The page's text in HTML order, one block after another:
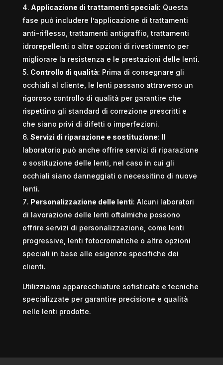
Applicazione di trattamenti speciali: Questa
fase può includere l’applicazione di trattamenti
anti-riflesso, trattamenti antigraffio, trattamenti
idrorepellenti o altre opzioni di rivestimento per
migliorare la resistenza e le prestazioni delle lenti.
Controllo di qualità: Prima di consegnare gli
occhiali al cliente, le lenti passano attraverso un
rigoroso controllo di qualità per garantire che
rispettino gli standard di correzione prescritti e
che siano privi di difetti o imperfezioni.
Servizi di riparazione e sostituzione: Il
laboratorio può anche offrire servizi di riparazione
o sostituzione delle lenti, nel caso in cui gli
occhiali siano danneggiati o necessitino di nuove
lenti.
Personalizzazione delle lenti: Alcuni laboratori
di lavorazione delle lenti oftalmiche possono
offrire servizi di personalizzazione, come lenti
progressive, lenti fotocromatiche o altre opzioni
speciali in base alle esigenze specifiche dei
clienti.
Utilizziamo apparecchiature sofisticate e tecniche
specializzate per garantire precisione e qualità
nelle lenti prodotte.